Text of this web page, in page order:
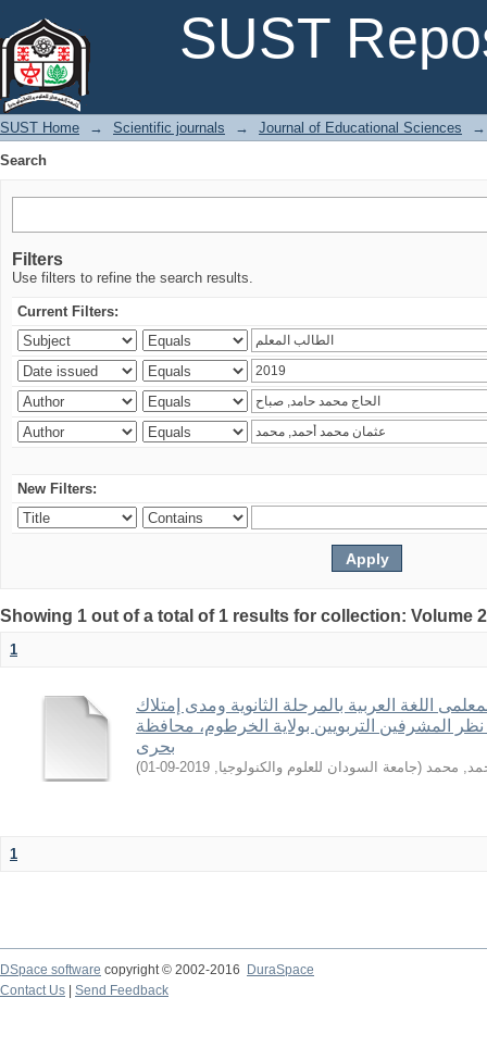
SUST
SUST Home → Scientific journals → Journal of Educational Sciences
→
Search
Filters
Use filters to refine the search results.
Current Filters:
New Filters:
Showing 1 out of a total of 1 results for collection: Volume
1
اللغة العربية بالمرحلة الثانوية ومدى إمتلاك
المشرفين التربويين بولاية الخرطوم، محافظة
بحرى
محمد (جامعة السودان للعلوم والكنولوجيا,
2019-09-01
)
1
DSpace software copyright © 2002-2016
DuraSpace
Contact Us
Send Feedback